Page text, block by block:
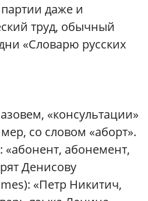
даже и
труд, обычный
«Словарю русских
«консультации»
со словом «аборт».
абонемент,
Денисову
«Петр Никитич,